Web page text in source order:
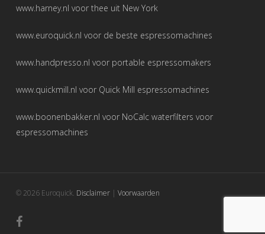
www.harney.nl voor thee uit New York
www.euroquick.nl voor de beste espressomachines
www.handpresso.nl voor portable espressomakers
www.quickmill.nl voor Quick Mill espressomachines
www.boonenbakker.nl voor NoCalc waterfilters voor
espressomachines
© 2026 Euroquick. Disclaimer| Voorwaarden
facebook